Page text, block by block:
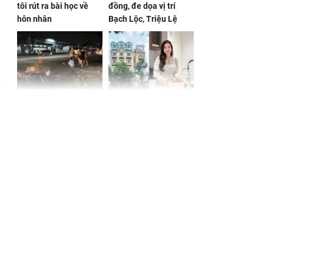
tôi rút ra bài học về
hôn nhân
đồng, đe dọa vị trí
Bạch Lộc, Triệu Lệ
Dĩnh